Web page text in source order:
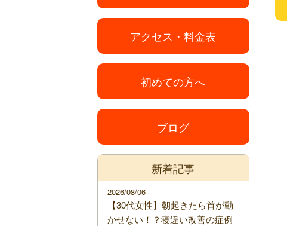
アクセス・料金表
初めての方へ
ブログ
新着記事
【30代女性】朝起きたら首が動
かせない！？寝違い改善の症例
2026/08/06